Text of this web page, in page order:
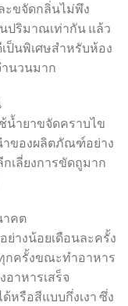
ะขจัดกลิ่นไม่พึง
ปริมาณเท่ากัน แล้ว
ป็นพิเศษสำหรับห้อง
นวนมาก
น้ำยาขจัดคราบไข
ของผลิตภัณฑ์อย่าง
เลี่ยงการขัดถูมาก
าคต
ย่างน้อยเดือนละครั้ง
กครั้งขณะทำอาหาร
าหารเสร็จ
หรือสีแบบกึ่งเงา ซึ่ง